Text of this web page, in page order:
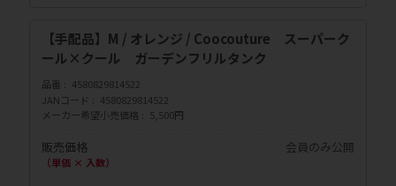
【手配品】M / オレンジ / Coocouture スーパーク
ール×クール ガーデンフリルタンク
品番
4580829814522
JANコード
4580829814522
メーカー希望小売価格
5,500円
販売価格
（単価 × 入数）
会員のみ公開